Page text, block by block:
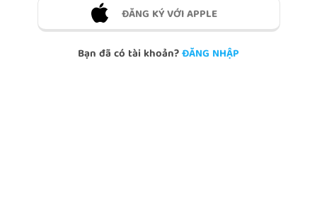
ĐĂNG KÝ VỚI APPLE
Bạn đã có tài khoản?ĐĂNG NHẬP